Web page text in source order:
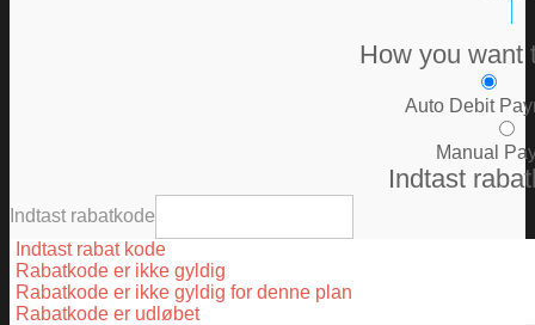
How you want
Auto Debit
Manual
Indtast
Indtast rabatkode
Indtast rabat kode
Rabatkode er ikke gyldig
Rabatkode er ikke gyldig for denne plan
Rabatkode er udløbet